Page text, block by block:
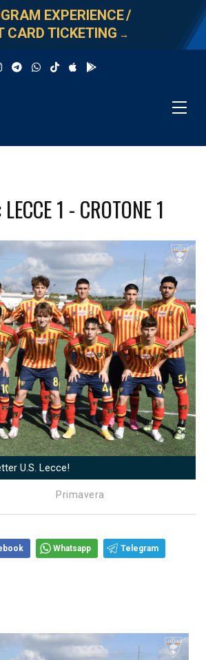
EXPERIENCE/
CARD TICKETING →
1 - CROTONE 1
U.S. Lecce!
Primavera
Whatsapp Telegram